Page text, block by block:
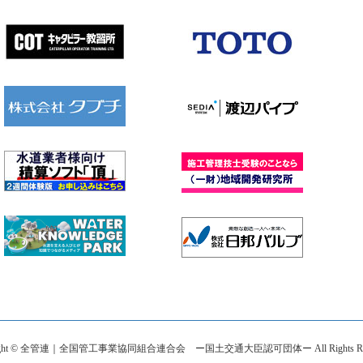
© 全管連｜全国管工事業協同組合連合会 ー国土交通大臣認可団体ー All Rights